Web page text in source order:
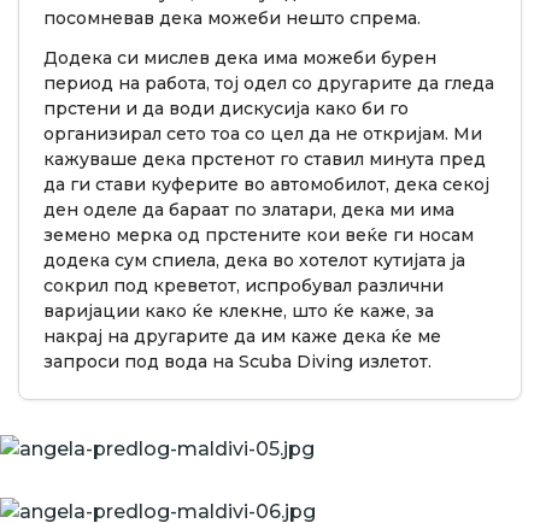
посомневав дека можеби нешто спрема.
Додека си мислев дека има можеби бурен
период на работа, тој одел со другарите да гледа
прстени и да води дискусија како би го
организирал сето тоа со цел да не откријам. Ми
кажуваше дека прстенот го ставил минута пред
да ги стави куферите во автомобилот, дека секој
ден оделе да бараат по златари, дека ми има
земено мерка од прстените кои веќе ги носам
додека сум спиела, дека во хотелот кутијата ја
сокрил под креветот, испробувал различни
варијации како ќе клекне, што ќе каже, за
накрај на другарите да им каже дека ќе ме
запроси под вода на Scuba Diving излетот.